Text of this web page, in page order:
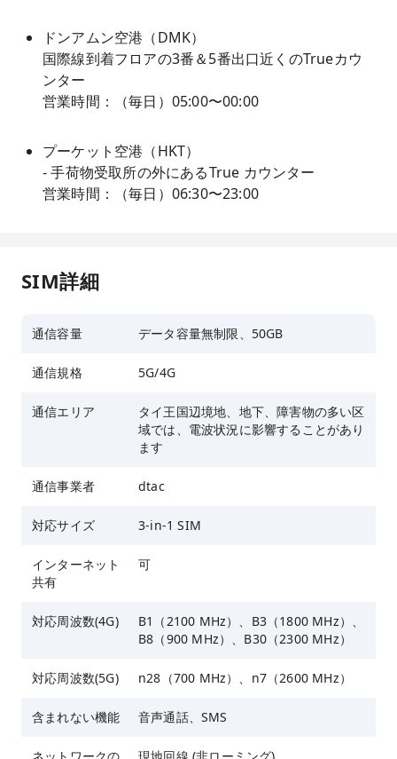
ドンアムン空港（DMK）
国際線到着フロアの3番＆5番出口近くのTrueカウ
ンター
営業時間：（毎日）05:00〜00:00
プーケット空港（HKT）
- 手荷物受取所の外にあるTrue カウンター
営業時間：（毎日）06:30〜23:00
SIM詳細
通信容量 データ容量無制限、50GB
通信規格 5G/4G
通信エリア
タイ王国辺境地、地下、障害物の多い区
域では、電波状況に影響することがあり
ます
通信事業者 dtac
対応サイズ 3-in-1 SIM
インターネット
共有
可
対応周波数(4G)
B1（2100 MHz）、B3（1800 MHz）、
B8（900 MHz）、B30（2300 MHz）
対応周波数(5G) n28（700 MHz）、n7（2600 MHz）
含まれない機能 音声通話、SMS